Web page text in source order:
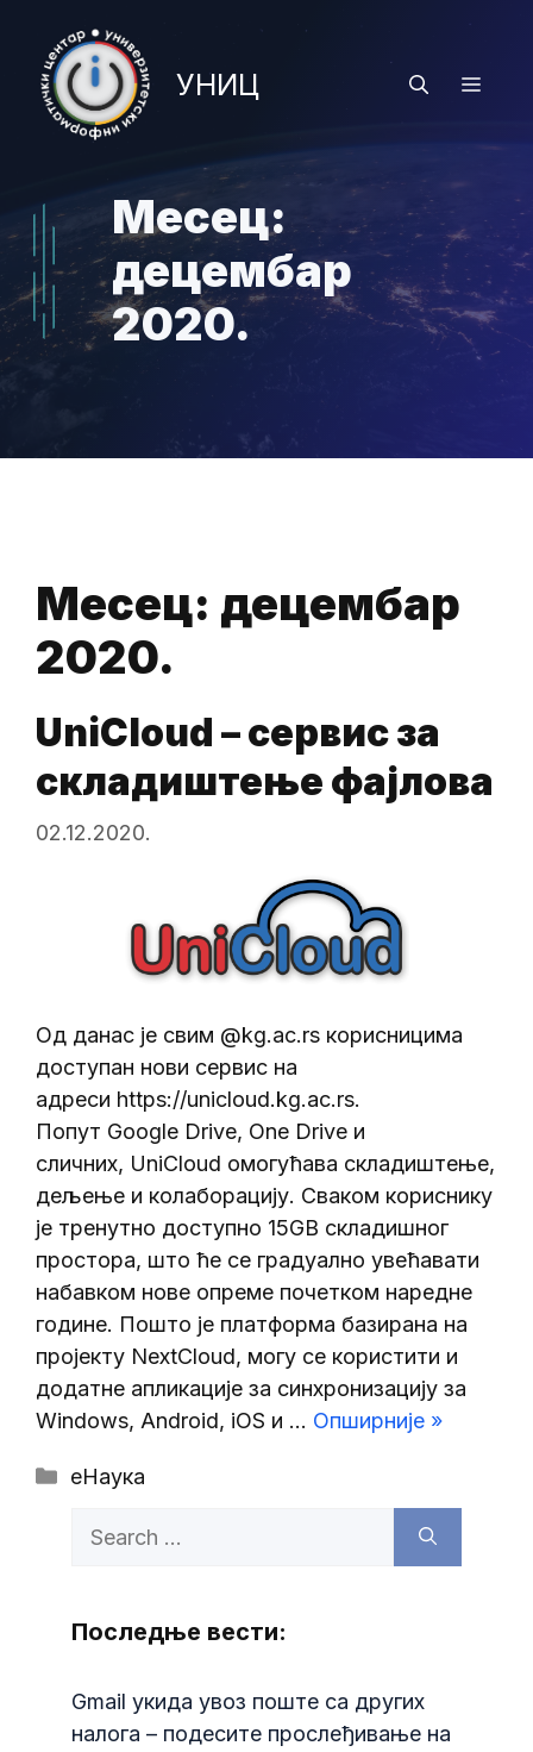
content
УНИЦ Menu
Месец:
децембар
2020.
Месец: децембар
2020.
UniCloud – сервис за
складиштење фајлова
02.12.2020.
Од данас је свим @kg.ac.rs корисницима
доступан нови сервис на
адреси https://unicloud.kg.ac.rs.
Попут Google Drive, One Drive и
сличних, UniCloud омогућава складиштење,
дељење и колаборацију. Сваком кориснику
је тренутно доступно 15GB складишног
простора, што ће се градуално увећавати
набавком нове опреме почетком наредне
године. Пошто је платформа базирана на
пројекту NextCloud, могу се користити и
додатне апликације за синхронизацију за
Windows, Android, iOS и … Опширније »
Categories
еНаука
Последње вести:
Gmail укида увоз поште са других
налога – подесите прослеђивање на